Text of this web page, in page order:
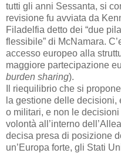
tutti gli anni Sessanta, si
revisione fu avviata da
Filadelfia detto dei “due
flessibile” di McNamara.
accesso europeo alla
maggiore partecipazione
burden sharing).
Il riequilibrio che si
la gestione delle
o militari, e non le
volontà all’interno
decisa presa di posizione
un’Europa forte, gli Stati